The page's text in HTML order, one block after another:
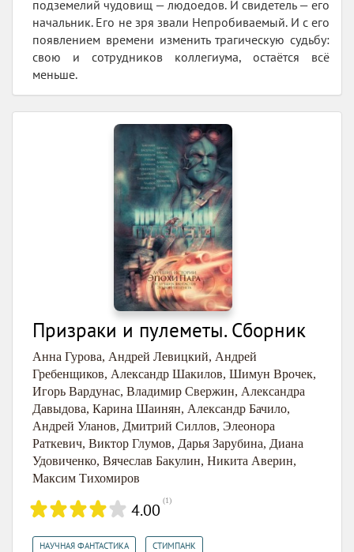
подземелий чудовищ — людоедов. И свидетель — его
начальник. Его не зря звали Непробиваемый. И с его
появлением времени изменить трагическую судьбу:
свою и сотрудников коллегиума, остаётся всё
меньше.
Призраки и пулеметы. Сборник
Анна Гурова, Андрей Левицкий, Андрей
Гребенщиков, Александр Шакилов, Шимун Врочек,
Игорь Вардунас, Владимир Свержин, Александра
Давыдова, Карина Шаинян, Александр Бачило,
Андрей Уланов, Дмитрий Силлов, Элеонора
Раткевич, Виктор Глумов, Дарья Зарубина, Диана
Удовиченко, Вячеслав Бакулин, Никита Аверин,
Максим Тихомиров
4.00 (1)
НАУЧНАЯ ФАНТАСТИКА СТИМПАНК